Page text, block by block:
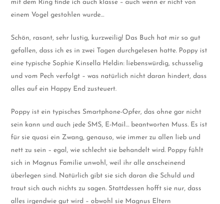
mit dem Ring finde ich auch klasse – auch wenn er nicht von
einem Vogel gestohlen wurde…
Schön, rasant, sehr lustig, kurzweilig! Das Buch hat mir so gut
gefallen, dass ich es in zwei Tagen durchgelesen hatte. Poppy ist
eine typische Sophie Kinsella Heldin: liebenswürdig, schusselig
und vom Pech verfolgt – was natürlich nicht daran hindert, dass
alles auf ein Happy End zusteuert.
Poppy ist ein typisches Smartphone-Opfer, das ohne gar nicht
sein kann und auch jede SMS, E-Mail… beantworten Muss. Es ist
für sie quasi ein Zwang, genauso, wie immer zu allen lieb und
nett zu sein – egal, wie schlecht sie behandelt wird. Poppy fühlt
sich in Magnus Familie unwohl, weil ihr alle anscheinend
überlegen sind. Natürlich gibt sie sich daran die Schuld und
traut sich auch nichts zu sagen. Stattdessen hofft sie nur, dass
alles irgendwie gut wird – obwohl sie Magnus Eltern